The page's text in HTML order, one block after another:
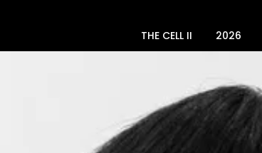
THE CELL II 2026